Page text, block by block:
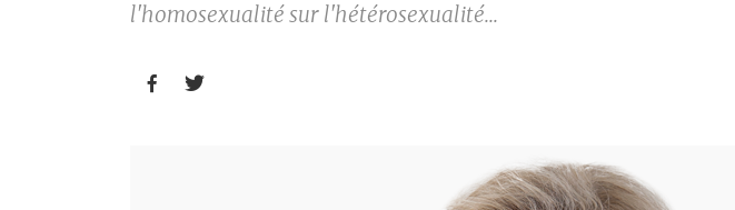
l'homosexualité sur l'hétérosexualité...
 